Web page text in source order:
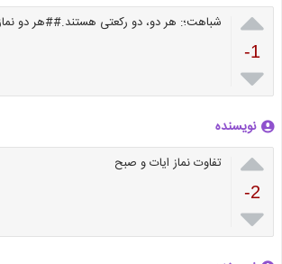

-1

شباهت؛: هر دو، دو رکعتی هستند.##هر دو
نویسنده

-2

تفاوت نماز ایات و صبح